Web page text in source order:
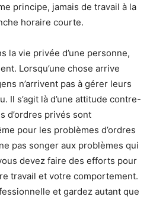
principe, jamais de travail à la
horaire courte.
la vie privée d’une personne,
Lorsqu’une chose arrive
n’arrivent pas à gérer leurs
Il s’agit là d’une attitude contre-
d’ordres privés sont
pour les problèmes d’ordres
pas songer aux problèmes qui
devez faire des efforts pour
travail et votre comportement.
et gardez autant que